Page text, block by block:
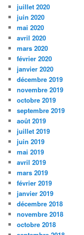
juillet 2020
juin 2020
mai 2020
avril 2020
mars 2020
février 2020
janvier 2020
décembre 2019
novembre 2019
octobre 2019
septembre 2019
août 2019
juillet 2019
juin 2019
mai 2019
avril 2019
mars 2019
février 2019
janvier 2019
décembre 2018
novembre 2018
octobre 2018